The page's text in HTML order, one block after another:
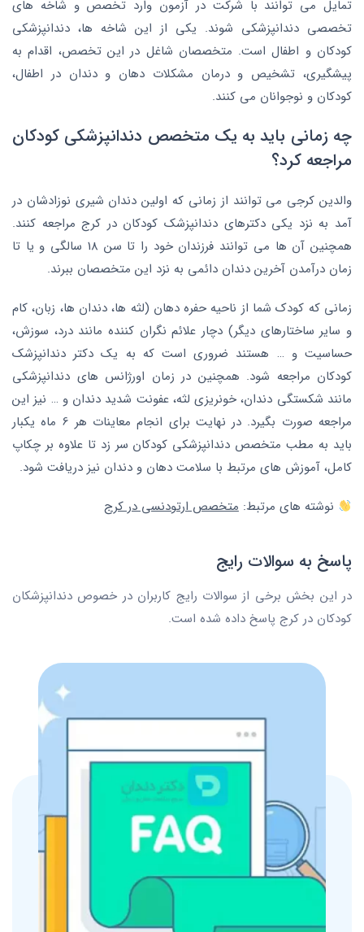
تمایل می توانند با شرکت در آزمون وارد تخصص و شاخه های
تخصصی دندانپزشکی شوند. یکی از این شاخه ها، دندانپزشکی
کودکان و اطفال است. متخصصان شاغل در این تخصص، اقدام به
پیشگیری، تشخیص و درمان مشکلات دهان و دندان در اطفال،
کودکان و نوجوانان می کنند.
چه زمانی باید به یک متخصص دندانپزشکی کودکان
مراجعه کرد؟
والدین کرجی می توانند از زمانی که اولین دندان شیری نوزادشان در
آمد به نزد یکی دکترهای دندانپزشک کودکان در کرج مراجعه کنند.
همچنین آن ها می توانند فرزندان خود را تا سن 18 سالگی و یا تا
زمان درآمدن آخرین دندان دائمی به نزد این متخصصان ببرند.
زمانی که کودک شما از ناحیه حفره دهان (لثه ها، دندان ها، زبان، کام
و سایر ساختارهای دیگر) دچار علائم نگران کننده مانند درد، سوزش،
حساسیت و … هستند ضروری است که به یک دکتر دندانپزشک
کودکان مراجعه شود. همچنین در زمان اورژانس های دندانپزشکی
مانند شکستگی دندان، خونریزی لثه، عفونت شدید دندان و … نیز این
مراجعه صورت بگیرد. در نهایت برای انجام معاینات هر 6 ماه یکبار
باید به مطب متخصص دندانپزشکی کودکان سر زد تا علاوه بر چکاپ
کامل، آموزش های مرتبط با سلامت دهان و دندان نیز دریافت شود.
نوشته های مرتبط:متخصص ارتودنسی در کرج
پاسخ به سوالات رایج
در این بخش برخی از سوالات رایج کاربران در خصوص دندانپزشکان
کودکان در کرج پاسخ داده شده است.